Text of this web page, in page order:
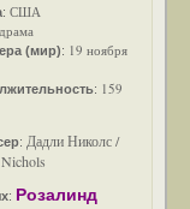
:США
драма
(мир): 19 ноября
: 159
: Дадли Николс /
: Розалинд